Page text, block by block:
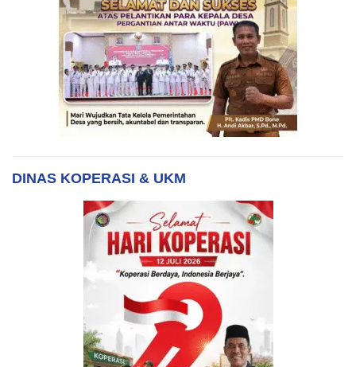
DINAS KOPERASI & UKM